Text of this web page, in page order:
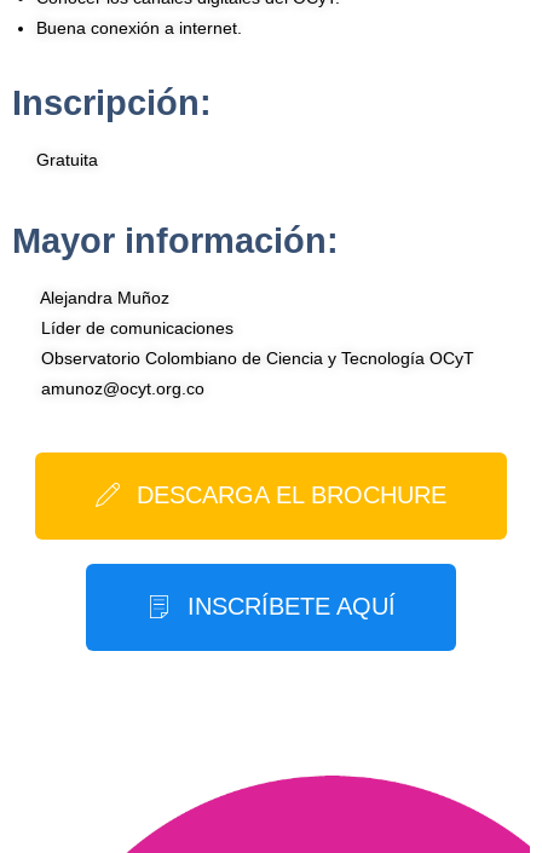
Buena conexión a internet.
Inscripción:
Gratuita
Mayor información:
Alejandra Muñoz
Líder de comunicaciones
Observatorio Colombiano de Ciencia y Tecnología OCyT
amunoz@ocyt.org.co
DESCARGA EL BROCHURE
INSCRÍBETE AQUÍ